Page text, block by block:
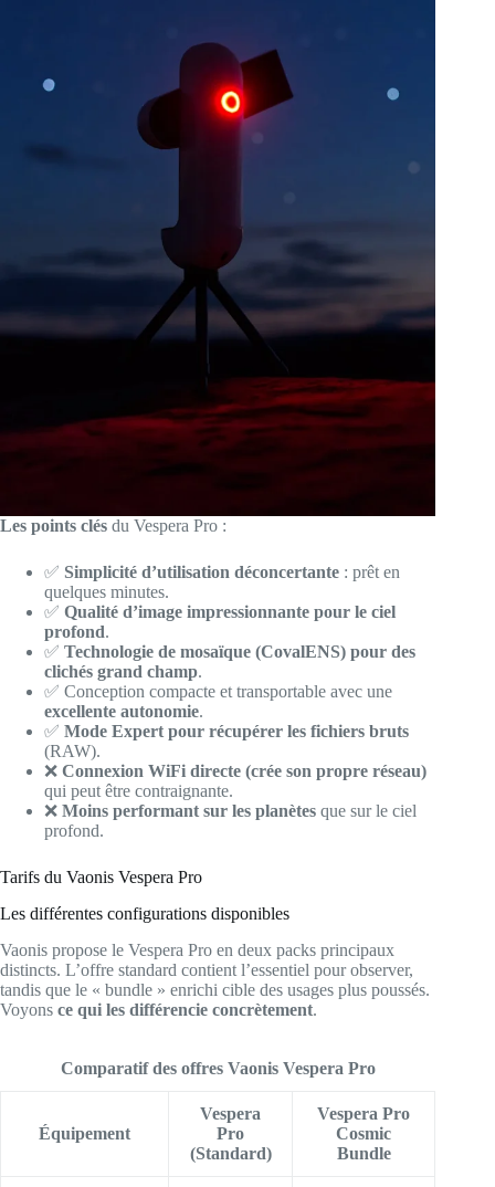
Les points clés du Vespera Pro :
✅ Simplicité d’utilisation déconcertante : prêt en
quelques minutes.
✅ Qualité d’image impressionnante pour le ciel
profond.
✅ Technologie de mosaïque (CovalENS) pour des
clichés grand champ.
✅ Conception compacte et transportable avec une
excellente autonomie.
✅ Mode Expert pour récupérer les fichiers bruts
(RAW).
❌ Connexion WiFi directe (crée son propre réseau)
qui peut être contraignante.
❌ Moins performant sur les planètes que sur le ciel
profond.
Tarifs du Vaonis Vespera Pro
Les différentes configurations disponibles
Vaonis propose le Vespera Pro en deux packs principaux
distincts. L’offre standard contient l’essentiel pour observer,
tandis que le « bundle » enrichi cible des usages plus poussés.
Voyons ce qui les différencie concrètement.
Comparatif des offres Vaonis Vespera Pro
Équipement
Vespera
Pro
(Standard)
Vespera Pro
Cosmic
Bundle